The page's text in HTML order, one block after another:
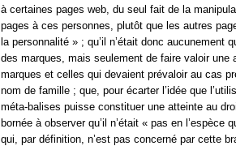
à certaines pages web, du seul fait de la
pages à ces personnes, plutôt que les autres
la personnalité » ; qu’il n’était donc aucunement
des marques, mais seulement de faire valoir
marques et celles qui devaient prévaloir au cas
nom de famille ; que, pour écarter l’idée que
méta-balises puisse constituer une atteinte au
bornée à observer qu’il n’était « pas en
qui, par définition, n’est pas concerné par cette